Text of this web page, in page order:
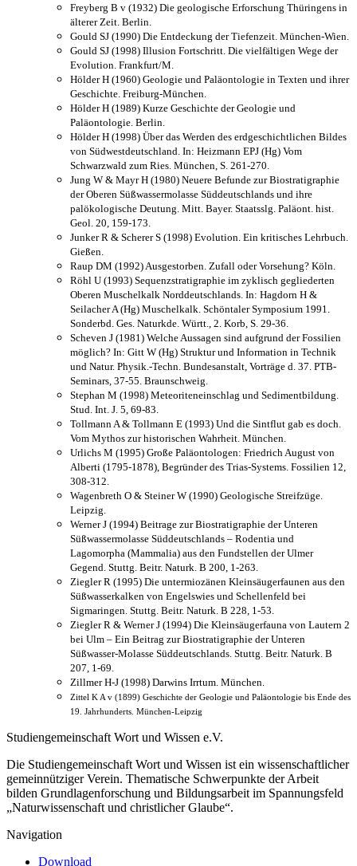
Freyberg B v (1932) Die geologische Erforschung Thüringens in
älterer Zeit. Berlin.
Gould SJ (1990) Die Entdeckung der Tiefenzeit. München-Wien.
Gould SJ (1998) Illusion Fortschritt. Die vielfältigen Wege der
Evolution. Frankfurt/M.
Hölder H (1960) Geologie und Paläontologie in Texten und ihrer
Geschichte. Freiburg-München.
Hölder H (1989) Kurze Geschichte der Geologie und
Paläontologie. Berlin.
Hölder H (1998) Über das Werden des erdgeschichtlichen Bildes
von Südwestdeutschland. In: Heizmann EPJ (Hg) Vom
Schwarzwald zum Ries. München, S. 261-270.
Jung W & Mayr H (1980) Neuere Befunde zur Biostratigraphie
der Oberen Süßwassermolasse Süddeutschlands und ihre
palökologische Deutung. Mitt. Bayer. Staatsslg. Paläont. hist.
Geol. 20, 159-173.
Junker R & Scherer S (1998) Evolution. Ein kritisches Lehrbuch.
Gießen.
Raup DM (1992) Ausgestorben. Zufall oder Vorsehung? Köln.
Röhl U (1993) Sequenzstratigraphie im zyklisch gegliederten
Oberen Muschelkalk Norddeutschlands. In: Hagdorn H &
Seilacher A (Hg) Muschelkalk. Schöntaler Symposium 1991.
Sonderbd. Ges. Naturkde. Württ., 2. Korb, S. 29-36.
Scheven J (1981) Welche Aussagen sind aufgrund der Fossilien
möglich? In: Gitt W (Hg) Struktur und Information in Technik
und Natur. Physik.-Techn. Bundesanstalt, Vorträge d. 37. PTB-
Seminars, 37-55. Braunschweig.
Stephan M (1998) Meteoriteneinschlag und Sedimentbildung.
Stud. Int. J. 5, 69-83.
Tollmann A & Tollmann E (1993) Und die Sintflut gab es doch.
Vom Mythos zur historischen Wahrheit. München.
Urlichs M (1995) Große Paläontologen: Friedrich August von
Alberti (1795-1878), Begründer des Trias-Systems. Fossilien 12,
308-312.
Wagenbreth O & Steiner W (1990) Geologische Streifzüge.
Leipzig.
Werner J (1994) Beitrage zur Biostratigraphie der Unteren
Süßwassermolasse Süddeutschlands – Rodentia und
Lagomorpha (Mammalia) aus den Fundstellen der Ulmer
Gegend. Stuttg. Beitr. Naturk. B 200, 1-263.
Ziegler R (1995) Die untermiozänen Kleinsäugerfaunen aus den
Süßwasserkalken von Engelswies und Schellenfeld bei
Sigmaringen. Stuttg. Beitr. Naturk. B 228, 1-53.
Ziegler R & Werner J (1994) Die Kleinsäugerfauna von Lautern 2
bei Ulm – Ein Beitrag zur Biostratigraphie der Unteren
Süßwasser-Molasse Süddeutschlands. Stuttg. Beitr. Naturk. B
207, 1-69.
Zillmer H-J (1998) Darwins Irrtum. München.
Zittel K A v (1899) Geschichte der Geologie und Paläontologie bis Ende des
19. Jahrhunderts. München-Leipzig
Studiengemeinschaft Wort und Wissen e.V.
Die Studiengemeinschaft Wort und Wissen ist ein wissenschaftlicher
gemeinnütziger Verein. Thematische Schwerpunkte der Arbeit
bilden Grundlagenforschung und Bildungsarbeit im Spannungsfeld
„Naturwissenschaft und christlicher Glaube“.
Navigation
Download